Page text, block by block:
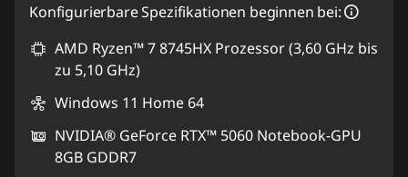
Konfigurierbare Spezifikationen beginnen bei:
AMD Ryzen™ 7 8745HX Prozessor (3,60 GHz bis
zu 5,10 GHz)
Windows 11 Home 64
NVIDIA® GeForce RTX™ 5060 Notebook-GPU
8GB GDDR7